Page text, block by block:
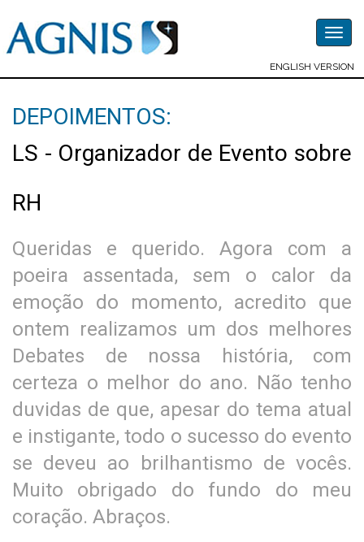
ENGLISH VERSION
DEPOIMENTOS:
LS - Organizador de Evento sobre
RH
Queridas e querido. Agora com a
poeira assentada, sem o calor da
emoção do momento, acredito que
ontem realizamos um dos melhores
Debates de nossa história, com
certeza o melhor do ano. Não tenho
duvidas de que, apesar do tema atual
e instigante, todo o sucesso do evento
se deveu ao brilhantismo de vocês.
Muito obrigado do fundo do meu
coração. Abraços.